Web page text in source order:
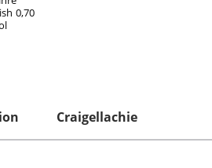
0,70
Craigellachie